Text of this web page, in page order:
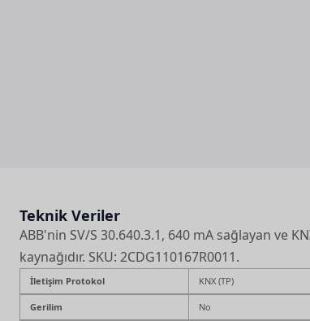
Teknik Veriler
ABB'nin SV/S 30.640.3.1, 640 mA sağlayan ve
kaynağıdır. SKU: 2CDG110167R0011.
İletişim Protokol KNX (TP)
Gerilim No